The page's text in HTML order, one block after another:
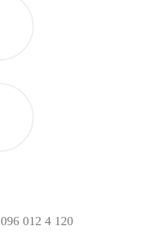
096 012 4 120